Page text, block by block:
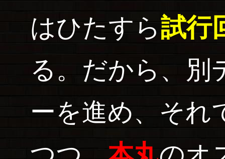
はひたすら試行
る。だから、別
ーを進め、それ